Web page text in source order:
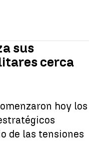
sus
cerca
hoy los
de las tensiones